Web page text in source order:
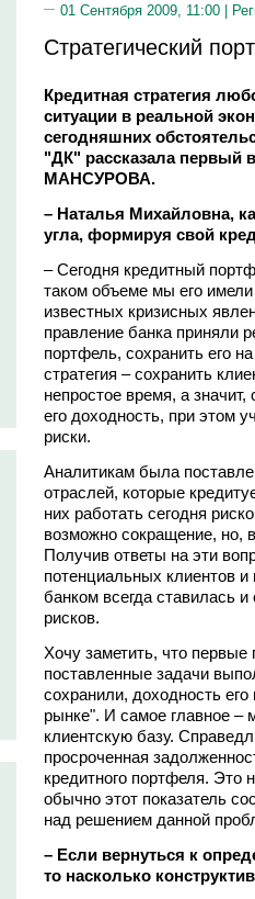
01 Сентября 2009, 11:00 |
Стратегический
Кредитная стратегия
ситуации в реальной
сегодняшних
"ДК" рассказала первый
МАНСУРОВА.
– Наталья Михайловна,
угла, формируя свой
– Сегодня кредитный
таком объеме мы его
известных кризисных
правление банка приняли
портфель, сохранить его
стратегия – сохранить
непростое время, а
его доходность, при этом
риски.
Аналитикам была
отраслей, которые
них работать сегодня
возможно сокращение, но,
Получив ответы на эти
потенциальных клиентов и
банком всегда ставилась
рисков.
Хочу заметить, что
поставленные задачи
сохранили, доходность
рынке". И самое главное –
клиентскую базу.
просроченная
кредитного портфеля. Это
обычно этот показатель
над решением данной
– Если вернуться к
то насколько